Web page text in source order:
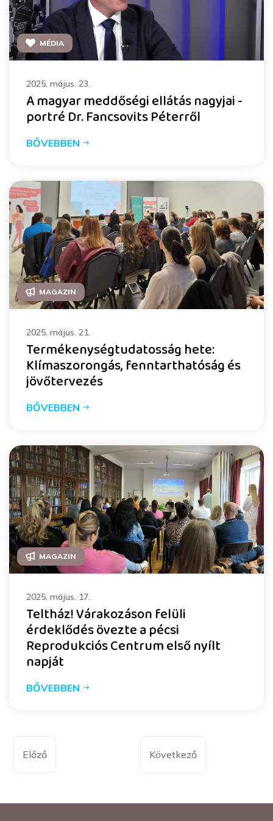
MÉDIA
2025. május. 23.
A magyar meddőségi ellátás nagyjai -
portré Dr. Fancsovits Péterről
BŐVEBBEN
MAGAZIN
2025. május. 21.
Termékenységtudatosság hete:
Klímaszorongás, fenntarthatóság és
jövőtervezés
BŐVEBBEN
MAGAZIN
2025. május. 17.
Teltház! Várakozáson felüli
érdeklődés övezte a pécsi
Reprodukciós Centrum első nyílt
napját
BŐVEBBEN
Előző Következő